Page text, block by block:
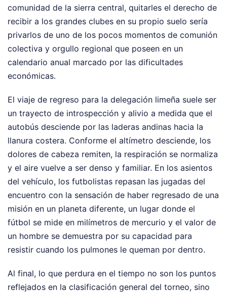
comunidad de la sierra central, quitarles el derecho de
recibir a los grandes clubes en su propio suelo sería
privarlos de uno de los pocos momentos de comunión
colectiva y orgullo regional que poseen en un
calendario anual marcado por las dificultades
económicas.
El viaje de regreso para la delegación limeña suele ser
un trayecto de introspección y alivio a medida que el
autobús desciende por las laderas andinas hacia la
llanura costera. Conforme el altímetro desciende, los
dolores de cabeza remiten, la respiración se normaliza
y el aire vuelve a ser denso y familiar. En los asientos
del vehículo, los futbolistas repasan las jugadas del
encuentro con la sensación de haber regresado de una
misión en un planeta diferente, un lugar donde el
fútbol se mide en milímetros de mercurio y el valor de
un hombre se demuestra por su capacidad para
resistir cuando los pulmones le queman por dentro.
Al final, lo que perdura en el tiempo no son los puntos
reflejados en la clasificación general del torneo, sino